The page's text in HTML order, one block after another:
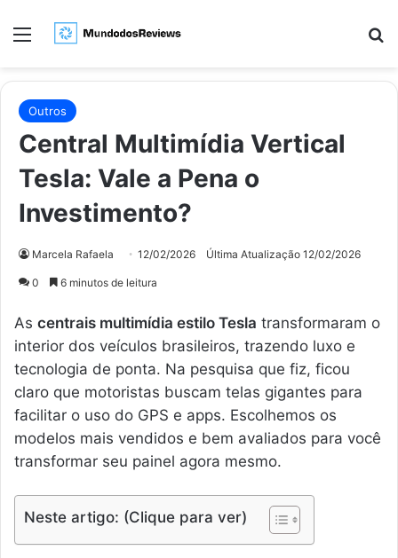
Menu
Outros
Central Multimídia Vertical
Tesla: Vale a Pena o
Investimento?
Marcela Rafaela 12/02/2026 Última Atualização 12/02/2026
0 6 minutos de leitura
As centrais multimídia estilo Tesla transformaram o
interior dos veículos brasileiros, trazendo luxo e
tecnologia de ponta. Na pesquisa que fiz, ficou
claro que motoristas buscam telas gigantes para
facilitar o uso do GPS e apps. Escolhemos os
modelos mais vendidos e bem avaliados para você
transformar seu painel agora mesmo.
Neste artigo: (Clique para ver)